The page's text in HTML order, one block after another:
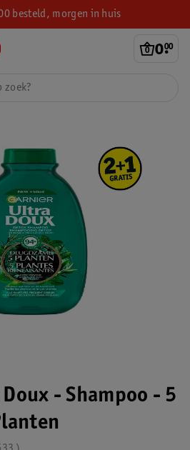
besteld, morgen in huis
0.
00
- Shampoo - 5